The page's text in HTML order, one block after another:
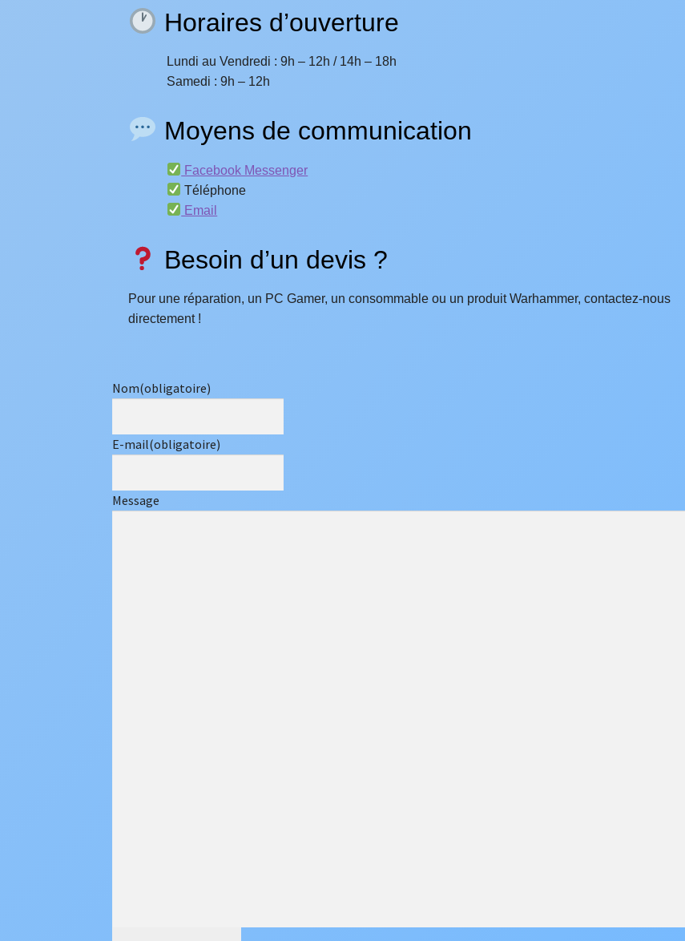
Horaires d’ouverture
Lundi au Vendredi : 9h – 12h / 14h – 18h
Samedi : 9h – 12h
Moyens de communication
Facebook Messenger
Téléphone
Email
Besoin d’un devis ?
Pour une réparation, un PC Gamer, un consommable ou un produit Warhammer, contactez-nous
directement !
Nom(obligatoire)
E-mail(obligatoire)
Message